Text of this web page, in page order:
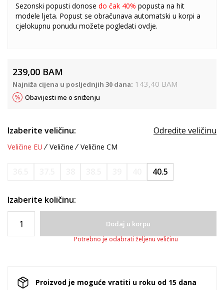
Sezonski popusti donose do čak 40% popusta na hit
modele ljeta. Popust se obračunava automatski u korpi a
cjelokupnu ponudu možete pogledati ovdje.
239,00 BAM
Najniža cijena u posljednjih 30 dana: 143,40 BAM
Obavijesti me o sniženju
Izaberite veličinu: Odredite veličinu
Veličine EU Veličine Veličine CM
40.5
Izaberite količinu:
Dodaj u korpu
Potrebno je odabrati željenu veličinu
Proizvod je moguće vratiti u roku od 15 dana